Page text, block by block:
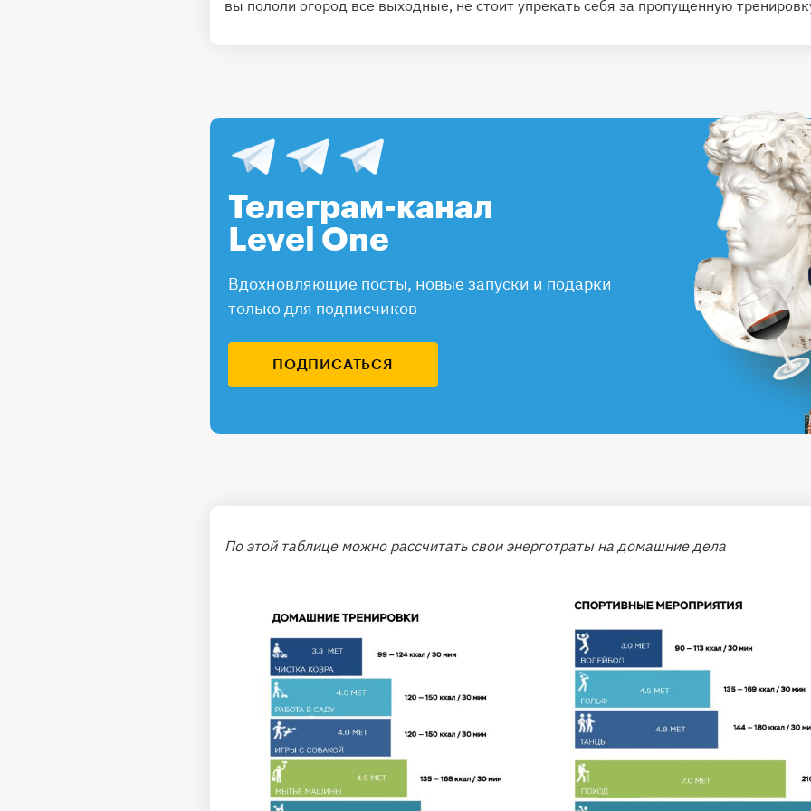
вы пололи огород все выходные, не стоит упрекать себя за пропущенную
Телеграм-канал
Level One
Вдохновляющие посты, новые запуски и подарки
только для подписчиков
ПОДПИСАТЬСЯ
По этой таблице можно рассчитать свои энерготраты на домашние дела